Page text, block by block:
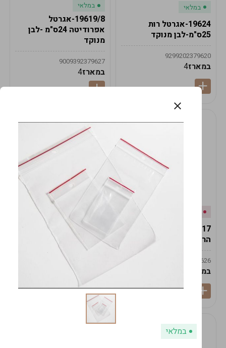
במלאי
19624-אגרטל רות
25ס"מ-לבן מנוקד
9299202379620
במארז4
במלאי
19619/8-אגרטל
אפרודיטה 24ס"מ -לבן
מנוקד
9009392379627
במארז4
19617-2/17-אגרטל
הרמס 19ס"מ -לבן נקי
9009492379626
במארז
19617/6-אגרטל הרמס
19ס"מ -לבן מנוקד
9009492379626
במלאי